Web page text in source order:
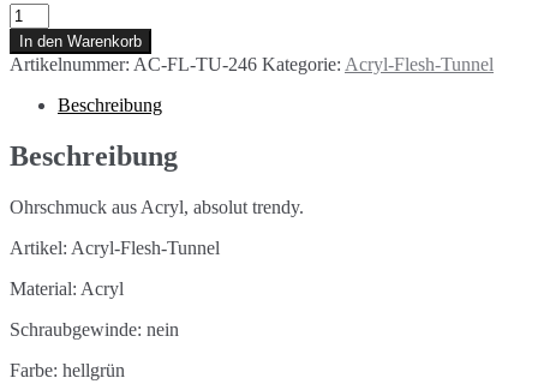
Acryl-
Flesh-
Tunnel
14mm
Menge
In den Warenkorb
Artikelnummer: AC-FL-TU-246 Kategorie: Acryl-Flesh-Tunnel
Beschreibung
Beschreibung
Ohrschmuck aus Acryl, absolut trendy.
Artikel: Acryl-Flesh-Tunnel
Material: Acryl
Schraubgewinde: nein
Farbe: hellgrün